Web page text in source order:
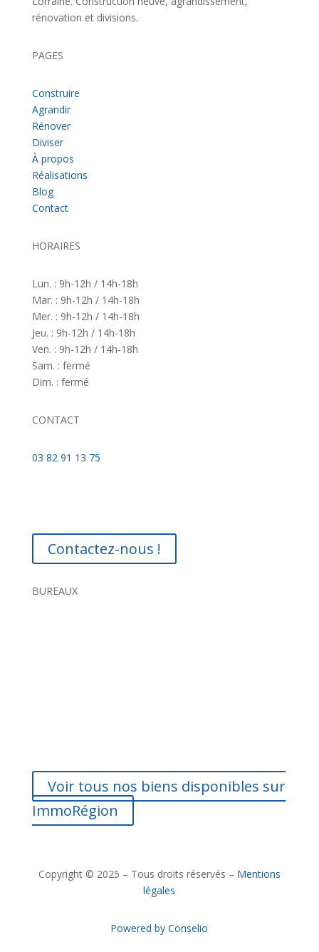
rénovation et divisions.
PAGES
Construire
Agrandir
Rénover
Diviser
À propos
Réalisations
Blog
Contact
HORAIRES
Lun. : 9h-12h / 14h-18h
Mar. : 9h-12h / 14h-18h
Mer. : 9h-12h / 14h-18h
Jeu. : 9h-12h / 14h-18h
Ven. : 9h-12h / 14h-18h
Sam. : fermé
Dim. : fermé
CONTACT
03 82 91 13 75
Contactez-nous !
BUREAUX
Voir tous nos biens disponibles sur
ImmoRégion
Copyright © 2025 – Tous droits réservés – Mentions
légales
Powered by Conselio